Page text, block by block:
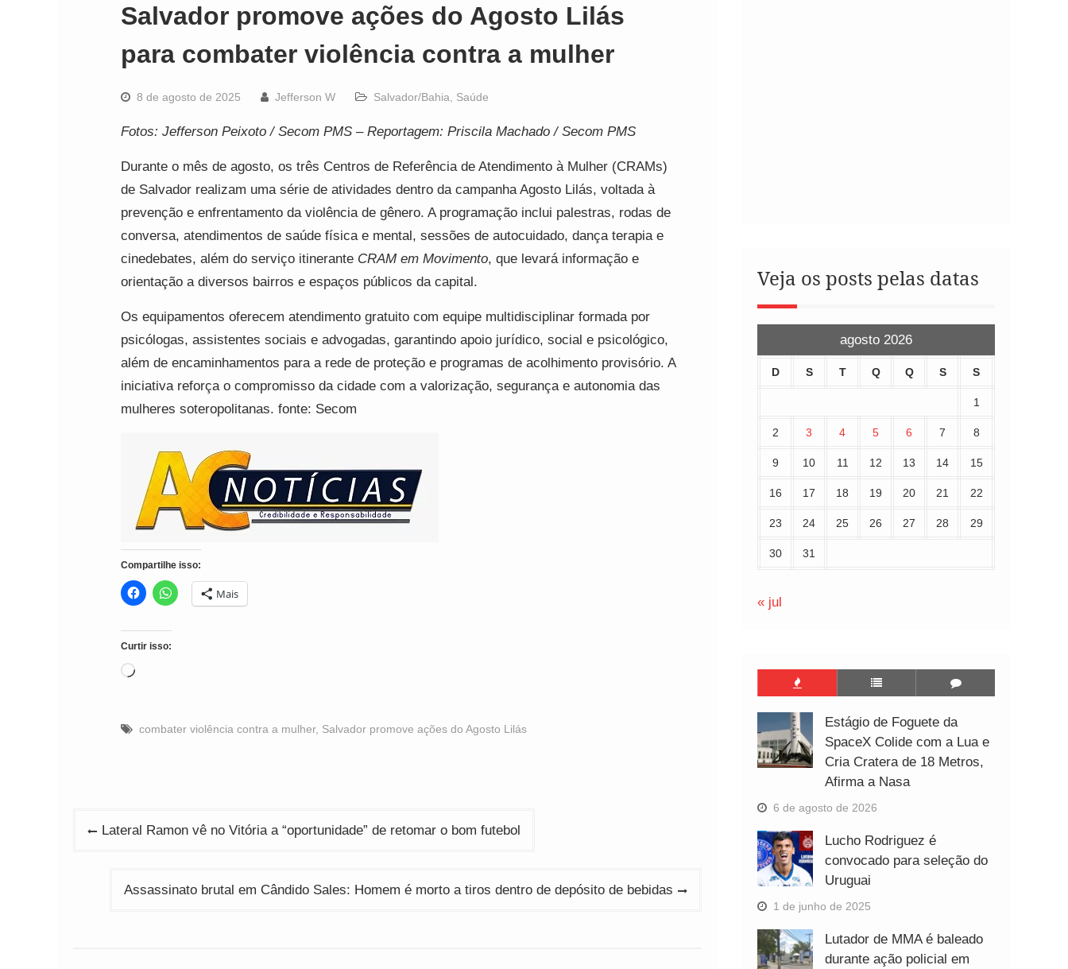
Salvador promove ações do Agosto Lilás
para combater violência contra a mulher
8 de agosto de 2025 Jefferson W Salvador/Bahia Saúde
Fotos: Jefferson Peixoto / Secom PMS – Reportagem: Priscila Machado / Secom PMS
Durante o mês de agosto, os três Centros de Referência de Atendimento à Mulher (CRAMs)
de Salvador realizam uma série de atividades dentro da campanha Agosto Lilás, voltada à
prevenção e enfrentamento da violência de gênero. A programação inclui palestras, rodas de
conversa, atendimentos de saúde física e mental, sessões de autocuidado, dança terapia e
cinedebates, além do serviço itinerante CRAM em Movimento, que levará informação e
orientação a diversos bairros e espaços públicos da capital.
Os equipamentos oferecem atendimento gratuito com equipe multidisciplinar formada por
psicólogas, assistentes sociais e advogadas, garantindo apoio jurídico, social e psicológico,
além de encaminhamentos para a rede de proteção e programas de acolhimento provisório. A
iniciativa reforça o compromisso da cidade com a valorização, segurança e autonomia das
mulheres soteropolitanas. fonte: Secom
Compartilhe isso:
Mais
Curtir isso:
Carregando...
combater violência contra a mulher, Salvador promove ações do Agosto Lilás
Navegação
Lateral Ramon vê no Vitória a “oportunidade” de retomar o bom futebol
Assassinato brutal em Cândido Sales: Homem é morto a tiros dentro de depósito de bebidas
Veja os posts pelas datas
agosto 2026
D S T Q Q S S
1
2 3 4 5 6 7 8
9 10 11 12 13 14 15
16 17 18 19 20 21 22
23 24 25 26 27 28 29
30 31
« jul
Estágio de Foguete da
SpaceX Colide com a Lua e
Cria Cratera de 18 Metros,
Afirma a Nasa
6 de agosto de 2026
Lucho Rodriguez é
convocado para seleção do
Uruguai
1 de junho de 2025
Lutador de MMA é baleado
durante ação policial em